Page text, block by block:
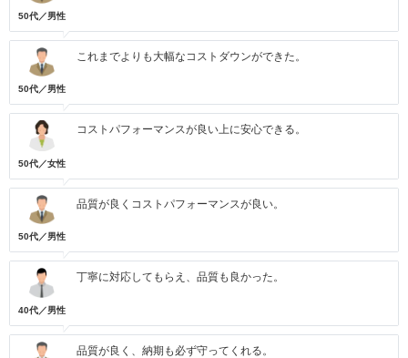
50代／男性
50代／男性
これまでよりも大幅なコストダウンができた。
50代／女性
コストパフォーマンスが良い上に安心できる。
50代／男性
品質が良くコストパフォーマンスが良い。
40代／男性
丁寧に対応してもらえ、品質も良かった。
品質が良く、納期も必ず守ってくれる。